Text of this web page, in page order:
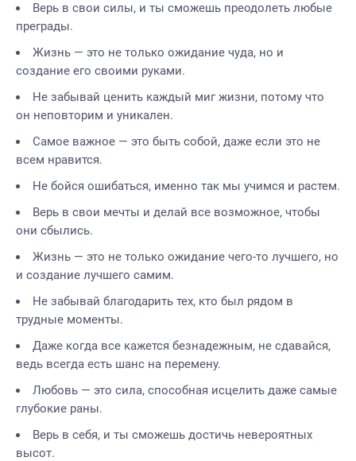
Верь в свои силы, и ты сможешь преодолеть любые
преграды.
Жизнь — это не только ожидание чуда, но и
создание его своими руками.
Не забывай ценить каждый миг жизни, потому что
он неповторим и уникален.
Самое важное — это быть собой, даже если это не
всем нравится.
Не бойся ошибаться, именно так мы учимся и растем.
Верь в свои мечты и делай все возможное, чтобы
они сбылись.
Жизнь — это не только ожидание чего-то лучшего, но
и создание лучшего самим.
Не забывай благодарить тех, кто был рядом в
трудные моменты.
Даже когда все кажется безнадежным, не сдавайся,
ведь всегда есть шанс на перемену.
Любовь — это сила, способная исцелить даже самые
глубокие раны.
Верь в себя, и ты сможешь достичь невероятных
высот.